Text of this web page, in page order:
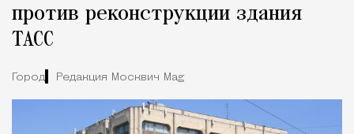
против реконструкции здания
ТАСС
Город Редакция Москвич Mag